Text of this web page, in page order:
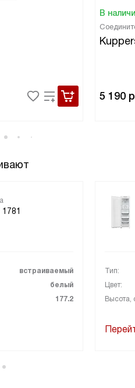
В
5 190
встраиваемый
белый
177.2
Тип:
Цвет:
Высота,